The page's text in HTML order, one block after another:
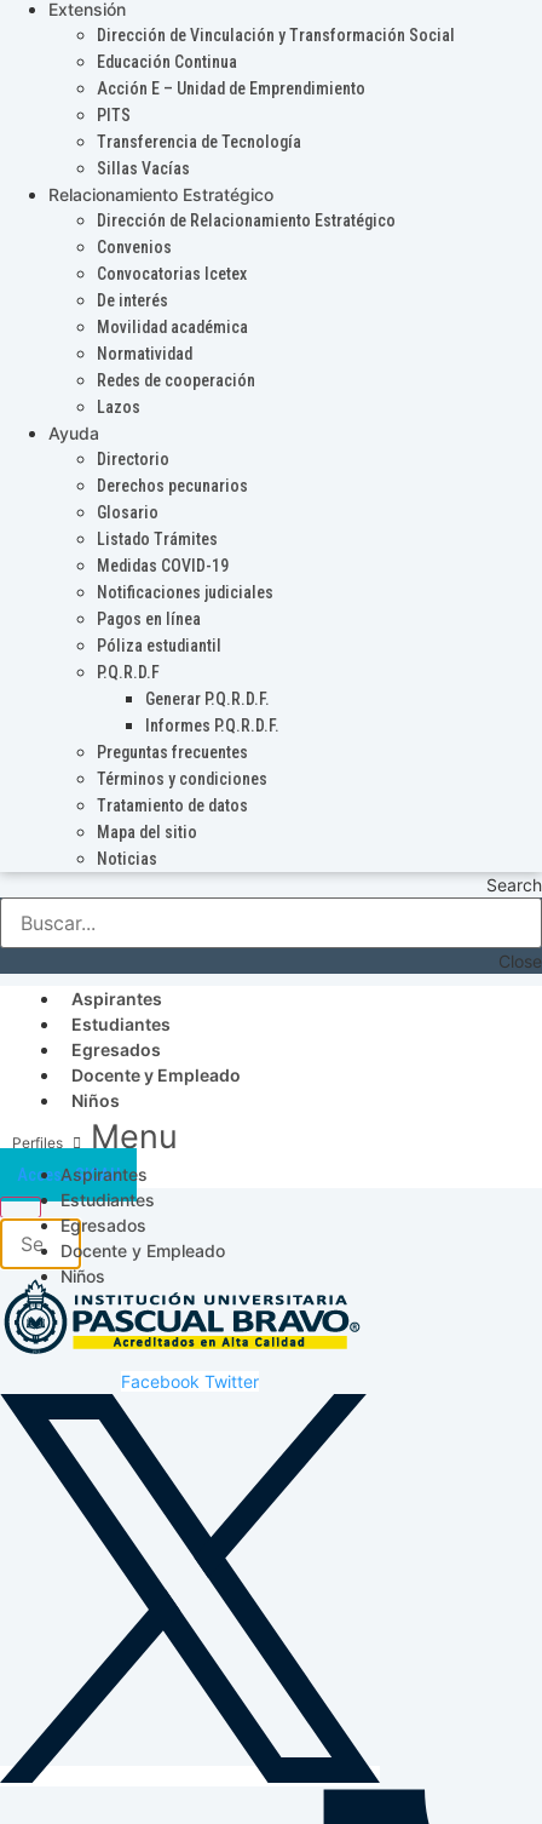
Extensión
Dirección de Vinculación y Transformación Social
Educación Continua
Acción E – Unidad de Emprendimiento
PITS
Transferencia de Tecnología
Sillas Vacías
Relacionamiento Estratégico
Dirección de Relacionamiento Estratégico
Convenios
Convocatorias Icetex
De interés
Movilidad académica
Normatividad
Redes de cooperación
Lazos
Ayuda
Directorio
Derechos pecunarios
Glosario
Listado Trámites
Medidas COVID-19
Notificaciones judiciales
Pagos en línea
Póliza estudiantil
P.Q.R.D.F
Generar P.Q.R.D.F.
Informes P.Q.R.D.F.
Preguntas frecuentes
Términos y condiciones
Tratamiento de datos
Mapa del sitio
Noticias
Search
Close
Aspirantes
Estudiantes
Egresados
Docente y Empleado
Niños
Menu
Aspirantes
Estudiantes
Egresados
Docente y Empleado
Niños
Acceso SICAU
Facebook Twitter